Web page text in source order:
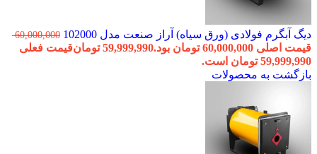
دیگ آبگرم فولادی (ورق سیاه) آراز صنعت مدل 102000 60,000,000
قیمت اصلی 60,000,000 تومان بود. 59,999,990 تومانقیمت فعلی
59,999,990 تومان است.
بازگشت به محصولات